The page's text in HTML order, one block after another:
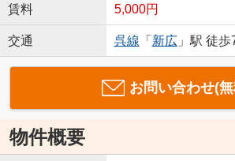
賃料 5,000円
交通 呉線 「 新広」駅 徒歩
お問い合わせ(
物件概要